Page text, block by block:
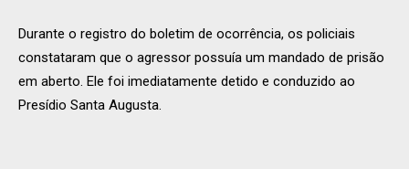
Durante o registro do boletim de ocorrência, os policiais
constataram que o agressor possuía um mandado de prisão
em aberto. Ele foi imediatamente detido e conduzido ao
Presídio Santa Augusta.